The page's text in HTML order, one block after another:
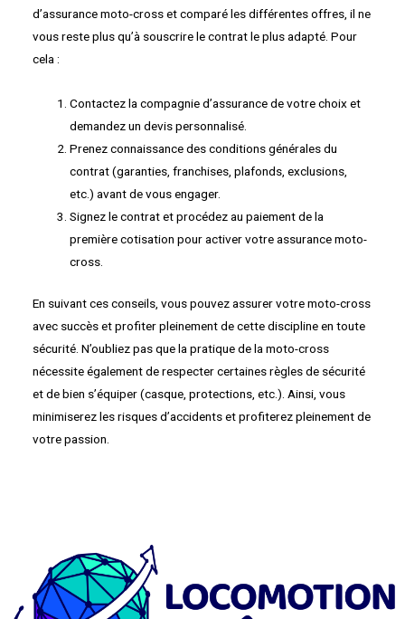
d’assurance moto-cross et comparé les différentes offres, il ne
vous reste plus qu’à souscrire le contrat le plus adapté. Pour
cela :
Contactez la compagnie d’assurance de votre choix et
demandez un devis personnalisé.
Prenez connaissance des conditions générales du
contrat (garanties, franchises, plafonds, exclusions,
etc.) avant de vous engager.
Signez le contrat et procédez au paiement de la
première cotisation pour activer votre assurance moto-
cross.
En suivant ces conseils, vous pouvez assurer votre moto-cross
avec succès et profiter pleinement de cette discipline en toute
sécurité. N’oubliez pas que la pratique de la moto-cross
nécessite également de respecter certaines règles de sécurité
et de bien s’équiper (casque, protections, etc.). Ainsi, vous
minimiserez les risques d’accidents et profiterez pleinement de
votre passion.